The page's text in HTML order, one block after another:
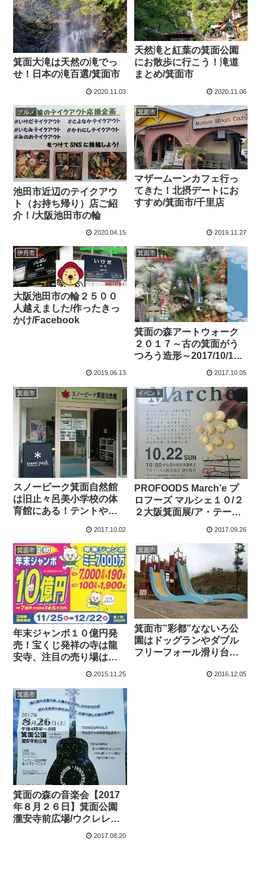
箕面大滝は天然の滝でっ
せ！日本の滝百選/箕面市
2020.11.03
天然滝と紅葉の箕面公園
にお散歩に行こう！滝道
まとめ/箕面市
2020.11.06
グルメ
池田市近辺のテイクアウ
ト（お持ち帰り）店ご紹
介！/大阪池田市の輪
2020.04.15
箕面市
マザームーンカフェ行っ
てきた！北摂デートにお
すすめ/箕面市/千里店
2019.11.27
伊丹市
大阪池田市の輪２５００
人越えました/作ったきっ
かけ/Facebook
2019.06.13
箕面市
箕面の森アートウォーク
２０１７～古の箕面がう
つろう造形～2017/10/11-
2017.10.05
箕面市
スノーピーク箕面自然館
は旧止々呂美小学校の体
育館にある！テントやキ
2017.10.02
イベント
PROFOODS March’e プ
ロフーズ マルシェ１０/２
２大阪箕面展/ア・テール/
2017.09.26
箕面市
年末ジャンボ１０億円発
売！宝くじ発祥の寺は龍
安寺、注目の売り場は？
2015.11.25
箕面市
箕面市”彩都”なないろ公
園はドッグランやダブル
フリーフォール滑り台、
2016.12.05
箕面市
箕面の森の音楽会【2017
年８月２６日】箕面公園
瀧安寺前広場/ウクレレ・
和太鼓・沖縄・北欧
2017.08.20